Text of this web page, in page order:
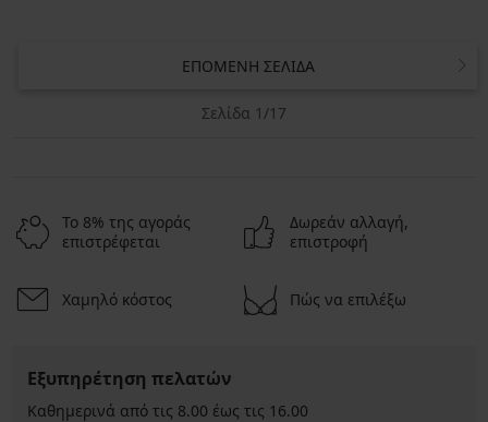
ΕΠΌΜΕΝΗ ΣΕΛΊΔΑ
Σελίδα 1/17
Το 8% της αγοράς
επιστρέφεται
Δωρεάν αλλαγή,
επιστροφή
Χαμηλό κόστος Πώς να επιλέξω
Εξυπηρέτηση πελατών
Καθημερινά από τις 8.00 έως τις 16.00